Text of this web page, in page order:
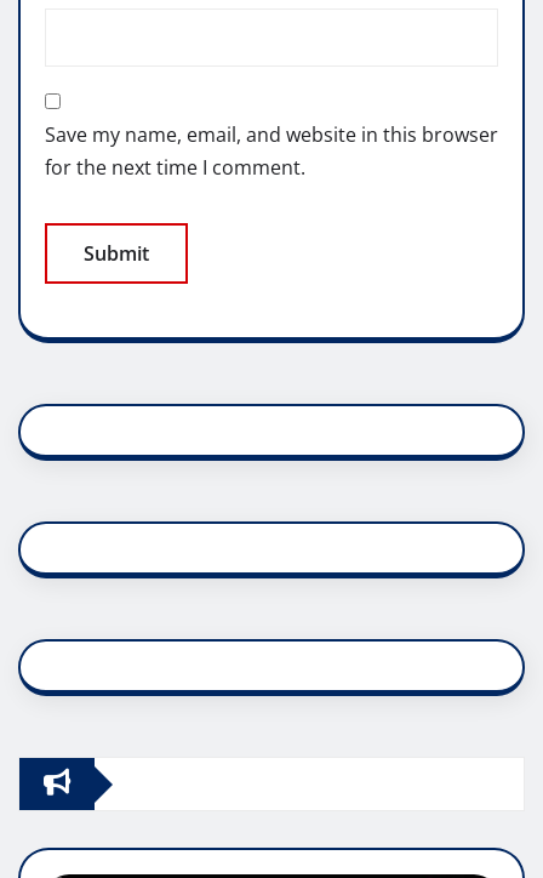
Save my name, email, and website in this browser
for the next time I comment.